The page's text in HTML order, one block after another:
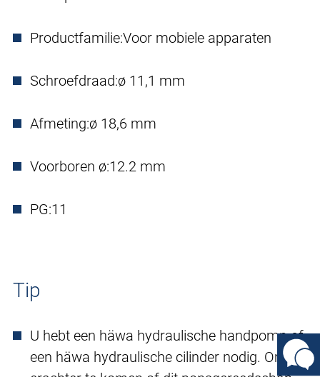
Productfamilie:Voor mobiele apparaten
Schroefdraad:ø 11,1 mm
Afmeting:ø 18,6 mm
Voorboren ø:12.2 mm
PG:11
Tip
U hebt een häwa hydraulische handpomp of
een häwa hydraulische cilinder nodig. Om